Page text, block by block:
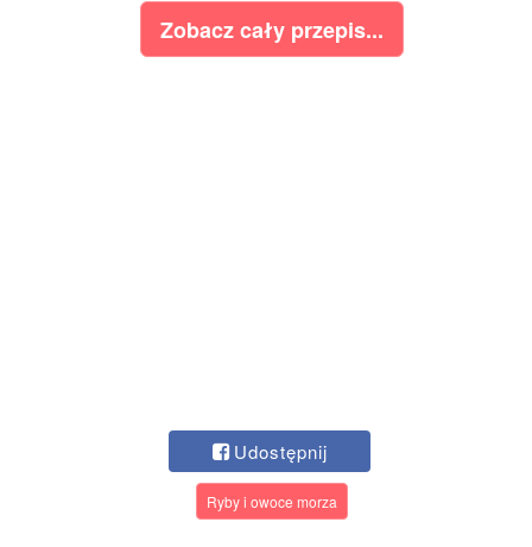
Zobacz cały przepis...
Udostępnij
Ryby i owoce morza